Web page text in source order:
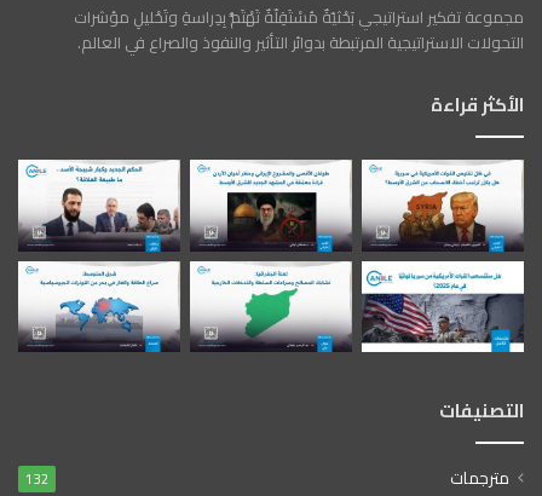
مجموعة تفكير استراتيجي بَحْثيّةٌ مُسْتَقِلّةٌ تَهْتَمُّ بِدِراسةِ وتَحْليلِ مؤشرات
التحولات الاستراتيجية المرتبطة بدوائر التأثير والنفوذ والصراع في العالم.
الأكثر قراءة
التصنيفات
مترجمات 132